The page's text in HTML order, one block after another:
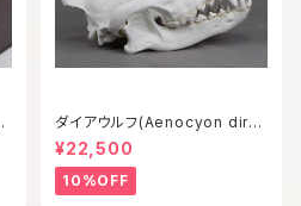
ダイアウルフ(Aenocyon diru
s) 復元等倍頭骨模型
¥22,500
10%OFF